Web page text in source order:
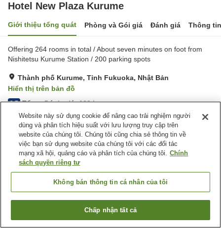
Hotel New Plaza Kurume
Giới thiệu tổng quát Phòng và Gói giá Đánh giá Thông
Offering 264 rooms in total / About seven minutes on foot from
Nishitetsu Kurume Station / 200 parking spots
Thành phố Kurume, Tỉnh Fukuoka, Nhật Bản
Hiển thị trên bản đồ
3.7 Tốt Đánh giá:129lượt
Tiện nghi chỗ nghỉ
Bãi đỗ xe
Spa / Salon
Nhà hàng
Cafe
Nhật Bản Tỉnh Fukuoka
Thành phố Kurume
Hotel New Plaza Kurume
Tìm phòng trống
Website này sử dụng cookie để nâng cao trải nghiệm người
dùng và phân tích hiệu suất với lưu lượng truy cập trên
website của chúng tôi. Chúng tôi cũng chia sẻ thông tin về
việc bạn sử dụng website của chúng tôi với các đối tác
mạng xã hội, quảng cáo và phân tích của chúng tôi. Chính
sách quyền riêng tư
Không bán thông tin cá nhân của tôi
Chấp nhận tất cả